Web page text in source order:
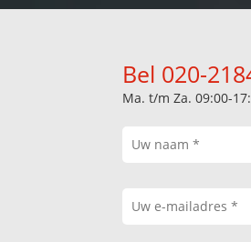
Bel 020-
Ma. t/m Za. 09:00-